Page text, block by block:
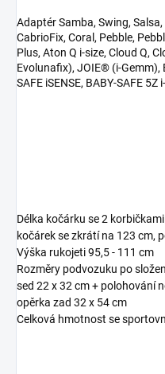
Adaptér Samba, Swing,
CabrioFix, Coral, Pebble,
Plus, Aton Q i-size, Cloud Q,
Evolunafix), JOIE® (i-Gemm),
SAFE iSENSE, BABY-SAFE
Délka kočárku se 2
kočárek se zkrátí na 123 cm,
Výška rukojeti 95,5 - 111 cm
Rozměry podvozuku po
sed 22 x 32 cm + polohování
opěrka zad 32 x 54 cm
Celková hmotnost se